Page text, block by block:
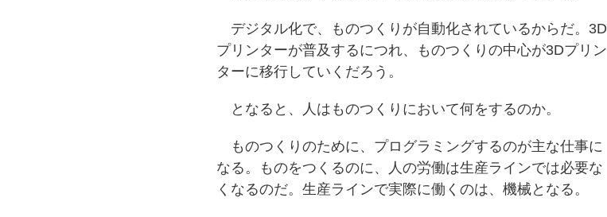
デジタル化で、ものつくりが自動化されているからだ。3D
プリンターが普及するにつれ、ものつくりの中心が3Dプリン
ターに移行していくだろう。
となると、人はものつくりにおいて何をするのか。
ものつくりのために、プログラミングするのが主な仕事に
なる。ものをつくるのに、人の労働は生産ラインでは必要な
くなるのだ。生産ラインで実際に働くのは、機械となる。